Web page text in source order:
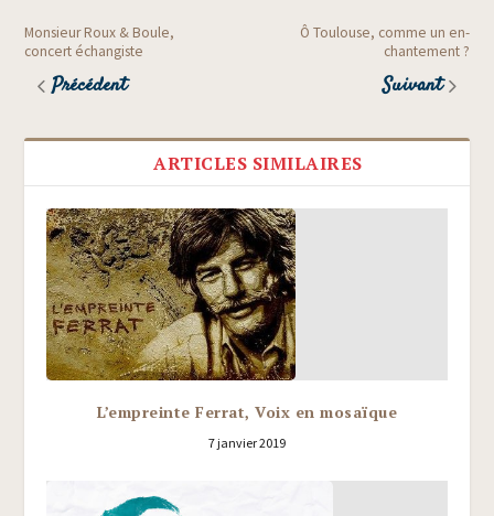
Monsieur Roux & Boule,
concert échangiste
Précédent
Ô Toulouse, comme un en-
chantement ?
Suivant
ARTICLES SIMILAIRES
L’empreinte Ferrat, Voix en mosaïque
7 janvier 2019